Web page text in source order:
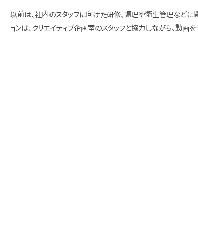
以前は、社内のスタッフに向けた研修、調理や衛生管理などに
ョンは、クリエイティブ企画室のスタッフと協力しながら、動画